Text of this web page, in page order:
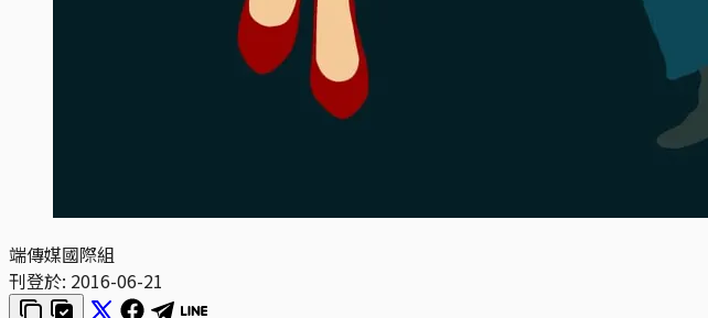
端傳媒國際組
刊登於: 2016-06-21